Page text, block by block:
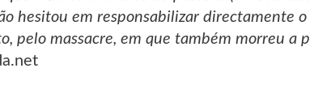
hesitou em responsabilizar directamente
pelo massacre, em que também morreu a